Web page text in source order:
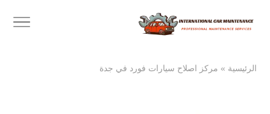
الرئيسية » مركز اصلاح سيارات فورد في جدة